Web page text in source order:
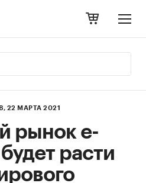
22 МАРТА 2021
рынок e-
расти